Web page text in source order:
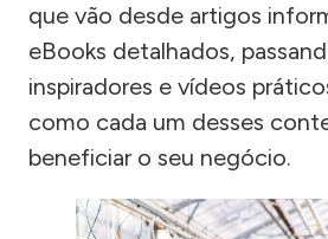
que vão desde artigos
eBooks detalhados,
inspiradores e vídeos
como cada um desses
beneficiar o seu negócio.